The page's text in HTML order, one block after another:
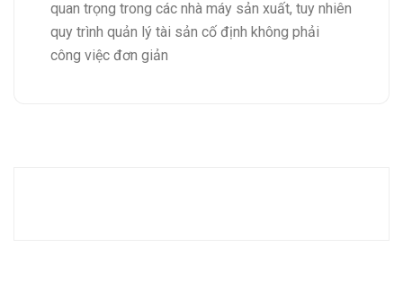
quan trọng trong các nhà máy sản xuất, tuy nhiên
quy trình quản lý tài sản cố định không phải
công việc đơn giản